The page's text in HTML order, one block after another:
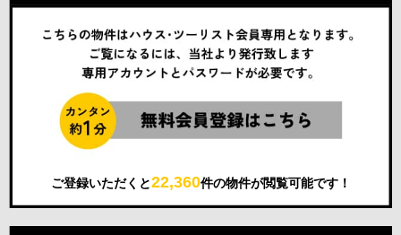
ご登録いただくと22,360件の物件が閲覧可能です！